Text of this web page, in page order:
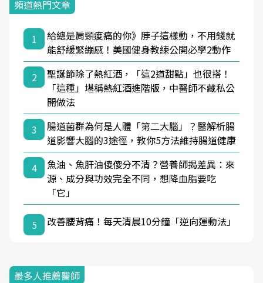
頻道熱門文章
1
給總是肩頸痠痛的你》脖子這樣動，不用錢就
能舒緩緊繃感！美國健身教練公開必學2動作
2
聖誕節除了熱紅酒，「這2道甜點」也很搭！
「這種」堪稱熱紅酒進階版，中醫師不藏私公
開做法
3
腸道菌群為何是人體「第二大腦」？醫解析腸
道影響大腦的3途徑，教你5方法維持腸道健康
4
魚油、魚肝油傻傻分不清？營養師揭差異：來
源、成分與功效完全不同，想降血脂要吃
「它」
5 改善腰背痛！每天清晨10分鐘「逆向運動法」
最多人推薦醫師